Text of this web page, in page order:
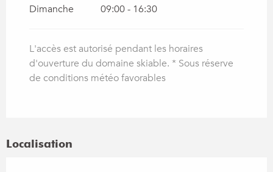
Dimanche 09:00 - 16:30
L'accès est autorisé pendant les horaires
d'ouverture du domaine skiable. * Sous réserve
de conditions météo favorables
Localisation